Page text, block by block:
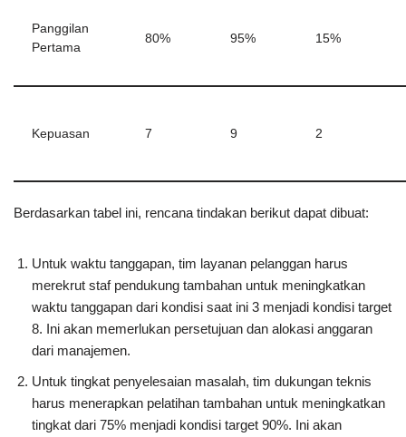
Panggilan
Pertama
80% 95% 15%
Kepuasan 7 9 2
Berdasarkan tabel ini, rencana tindakan berikut dapat dibuat:
Untuk waktu tanggapan, tim layanan pelanggan harus
merekrut staf pendukung tambahan untuk meningkatkan
waktu tanggapan dari kondisi saat ini 3 menjadi kondisi target
8. Ini akan memerlukan persetujuan dan alokasi anggaran
dari manajemen.
Untuk tingkat penyelesaian masalah, tim dukungan teknis
harus menerapkan pelatihan tambahan untuk meningkatkan
tingkat dari 75% menjadi kondisi target 90%. Ini akan